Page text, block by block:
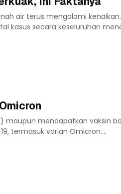
air terus mengalami
kasus secara keseluruhan
maupun mendapatkan vaksin
termasuk varian Omicron....